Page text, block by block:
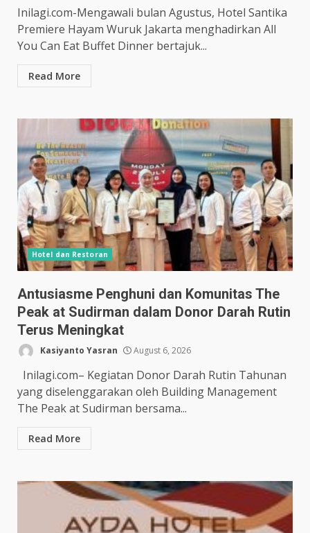
Inilagi.com-Mengawali bulan Agustus, Hotel Santika
Premiere Hayam Wuruk Jakarta menghadirkan All
You Can Eat Buffet Dinner bertajuk...
Read More
Hotel dan Restoran
Antusiasme Penghuni dan Komunitas The
Peak at Sudirman dalam Donor Darah Rutin
Terus Meningkat
Kasiyanto Yasran August 6, 2026
Inilagi.com– Kegiatan Donor Darah Rutin Tahunan
yang diselenggarakan oleh Building Management
The Peak at Sudirman bersama...
Read More